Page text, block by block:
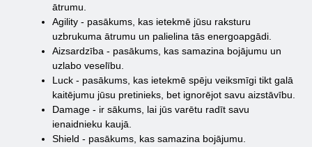
ātrumu.
Agility - pasākums, kas ietekmē jūsu raksturu
uzbrukuma ātrumu un palielina tās energoapgādi.
Aizsardzība - pasākums, kas samazina bojājumu un
uzlabo veselību.
Luck - pasākums, kas ietekmē spēju veiksmīgi tikt galā
kaitējumu jūsu pretinieks, bet ignorējot savu aizstāvību.
Damage - ir sākums, lai jūs varētu radīt savu
ienaidnieku kaujā.
Shield - pasākums, kas samazina bojājumu.